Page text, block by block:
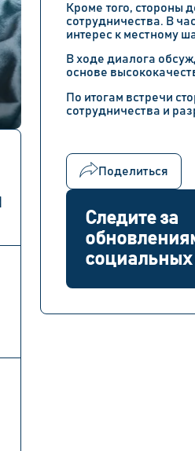
Кроме того, стороны
сотрудничества. В
интерес к местному
В ходе диалога
основе
По итогам встречи
сотрудничества и
Поделиться
Следите за
социальных